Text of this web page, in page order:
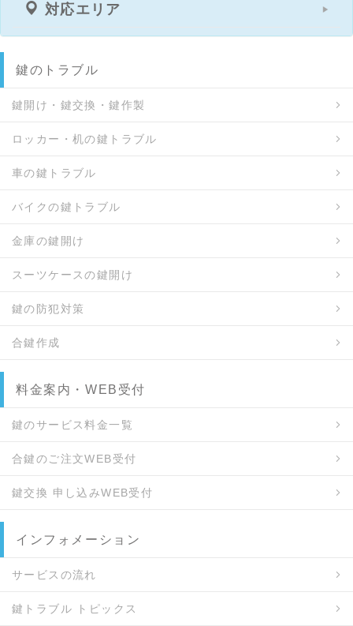
対応エリア
鍵のトラブル
鍵開け・鍵交換・鍵作製
ロッカー・机の鍵トラブル
車の鍵トラブル
バイクの鍵トラブル
金庫の鍵開け
スーツケースの鍵開け
鍵の防犯対策
合鍵作成
料金案内・WEB受付
鍵のサービス料金一覧
合鍵のご注文WEB受付
鍵交換 申し込みWEB受付
インフォメーション
サービスの流れ
鍵トラブル トピックス